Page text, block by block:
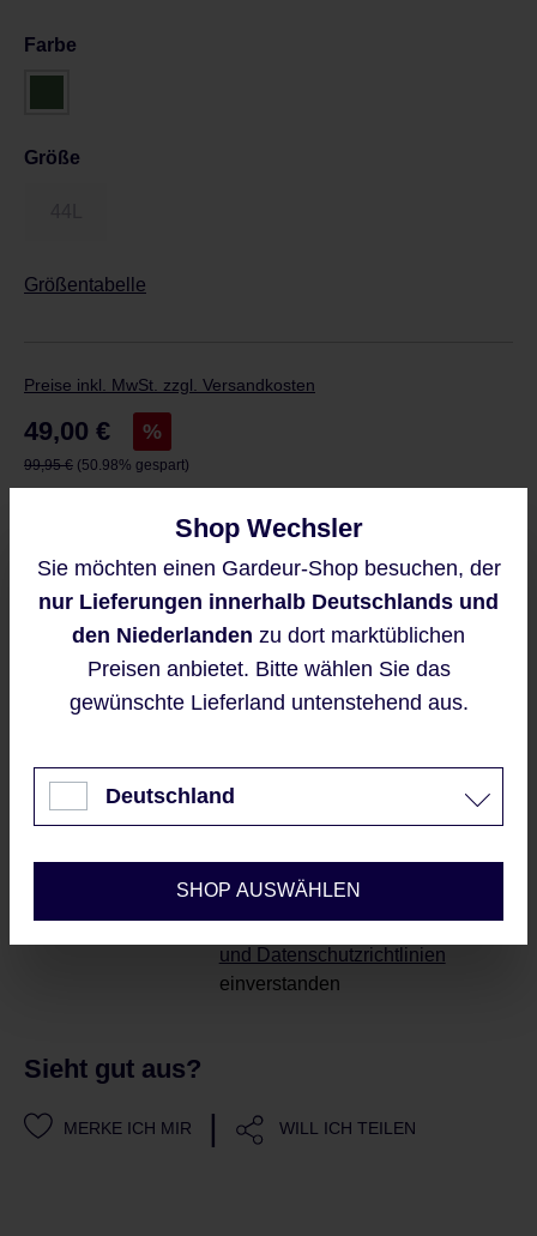
Farbe
Größe
Größentabelle
Preise inkl. MwSt. zzgl. Versandkosten
Verkaufspreis:
49,00 € %
Regulärer Preis:
99,95 € (50.98% gespart)
Derzeit ist das Produkt nicht verfügbar, wir
benachrichtigen Sie gern per E-Mail
Benachrichtigen Sie mich
geschützt und es gelten die
Mit dem Senden Ihrer E-
Mailadresse, erklären Sie sich
automatisch mit unserenAGBs
und Datenschutzrichtlinien
einverstanden
Sieht gut aus?
MERKE ICH MIR | WILL ICH TEILEN
Shop Wechsler
Sie möchten einen Gardeur-Shop besuchen, der
nur Lieferungen innerhalb Deutschlands und
den Niederlanden zu dort marktüblichen
Preisen anbietet. Bitte wählen Sie das
gewünschte Lieferland untenstehend aus.
Deutschland
SHOP AUSWÄHLEN
Diese Website verwendet Cookies,
um eine bestmögliche Erfahrung
bieten zu können.
Konfigurieren